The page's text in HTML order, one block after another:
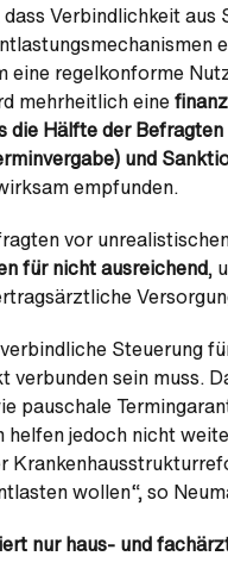
Verbindlichkeit
eine regelkonforme
mehrheitlich eine
die Hälfte der
und
empfunden.
vor
für nicht ausreichend,
Steuerung
verbunden sein muss.
pauschale
helfen jedoch nicht
wollen“, so
nur haus- und